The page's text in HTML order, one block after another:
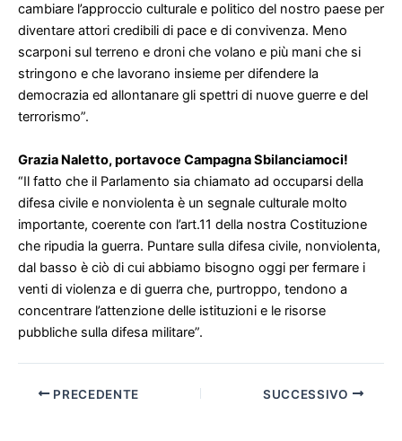
cambiare l’approccio culturale e politico del nostro paese per
diventare attori credibili di pace e di convivenza. Meno
scarponi sul terreno e droni che volano e più mani che si
stringono e che lavorano insieme per difendere la
democrazia ed allontanare gli spettri di nuove guerre e del
terrorismo”.
Grazia Naletto, portavoce Campagna Sbilanciamoci!
“Il fatto che il Parlamento sia chiamato ad occuparsi della
difesa civile e nonviolenta è un segnale culturale molto
importante, coerente con l’art.11 della nostra Costituzione
che ripudia la guerra. Puntare sulla difesa civile, nonviolenta,
dal basso è ciò di cui abbiamo bisogno oggi per fermare i
venti di violenza e di guerra che, purtroppo, tendono a
concentrare l’attenzione delle istituzioni e le risorse
pubbliche sulla difesa militare”.
PRECEDENTE SUCCESSIVO